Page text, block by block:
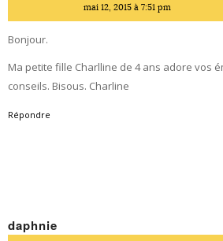
mai 12, 2015 à 7:51 pm
Bonjour.
Ma petite fille Charlline de 4 ans adore vos
conseils. Bisous. Charline
Répondre
daphnie